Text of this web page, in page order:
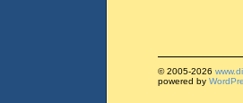
© 2005-2026
powered by